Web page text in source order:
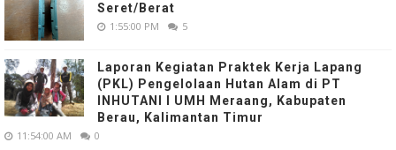
Seret/Berat
1:55:00 PM 5
Laporan Kegiatan Praktek Kerja Lapang
(PKL) Pengelolaan Hutan Alam di PT
INHUTANI I UMH Meraang, Kabupaten
Berau, Kalimantan Timur
11:54:00 AM 0